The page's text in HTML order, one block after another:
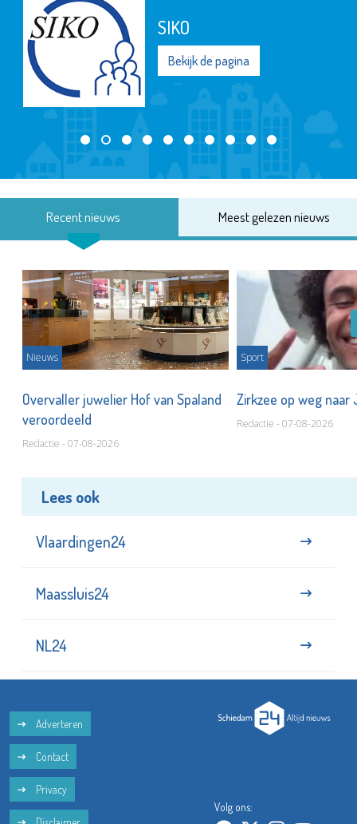
Hospice de Margriet
Bekijk de pagina
Recent nieuws Meest gelezen nieuws
Nieuws
Overvaller juwelier Hof van Spaland
veroordeeld
Redactie - 07-08-2026
Sport
Zirkzee op weg
Redactie - 07-08-2026
Lees ook
Vlaardingen24
Maassluis24
NL24
Adverteren
Contact
Privacy
Volg ons: